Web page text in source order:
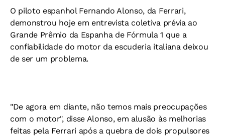
O piloto espanhol Fernando Alonso, da Ferrari,
demonstrou hoje em entrevista coletiva prévia ao
Grande Prêmio da Espanha de Fórmula 1 que a
confiabilidade do motor da escuderia italiana deixou
de ser um problema.
"De agora em diante, não temos mais preocupações
com o motor", disse Alonso, em alusão às melhorias
feitas pela Ferrari após a quebra de dois propulsores